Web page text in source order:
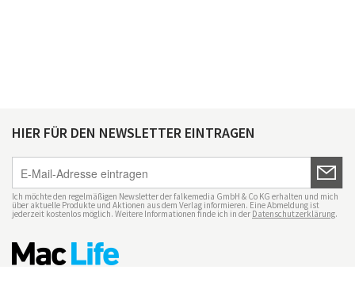
HIER FÜR DEN NEWSLETTER EINTRAGEN
Ich möchte den regelmäßigen Newsletter der falkemedia GmbH & Co KG erhalten und mich
über aktuelle Produkte und Aktionen aus dem Verlag informieren. Eine Abmeldung ist
jederzeit kostenlos möglich. Weitere Informationen finde ich in der Datenschutzerklärung.